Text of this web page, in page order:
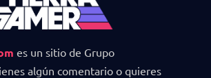
es un sitio de Grupo
algún comentario o quieres